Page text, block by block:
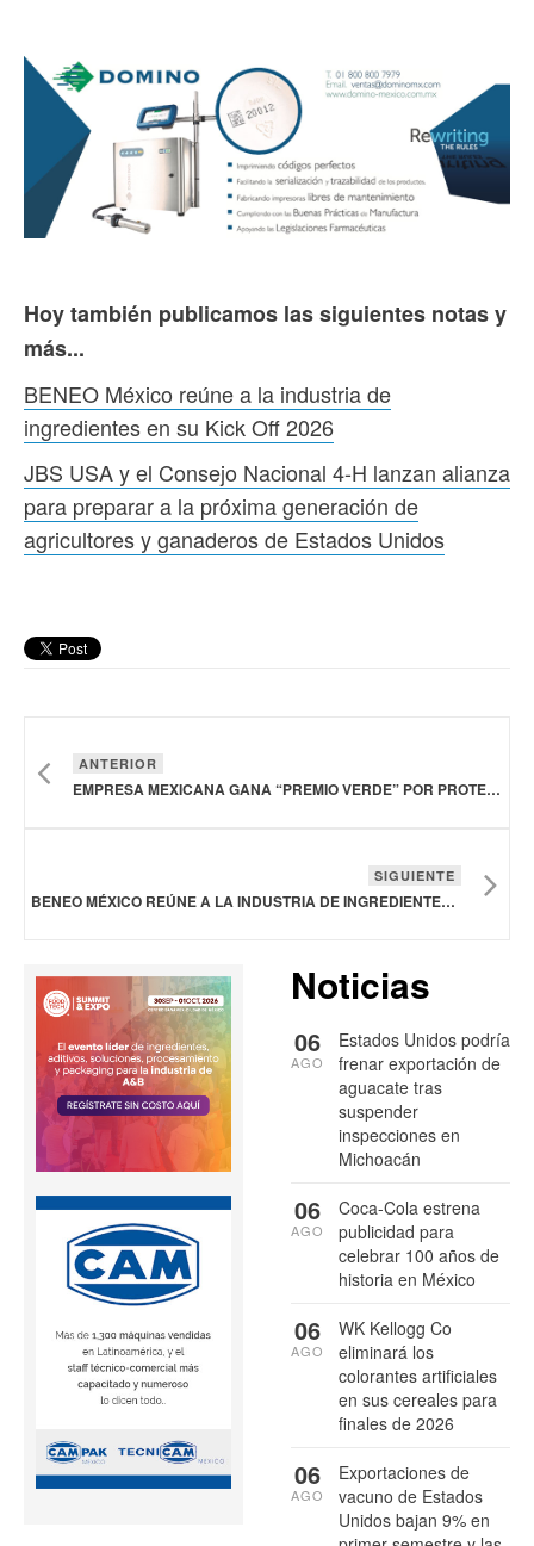
Hoy también publicamos las siguientes notas y
más...
BENEO México reúne a la industria de
ingredientes en su Kick Off 2026
JBS USA y el Consejo Nacional 4-H lanzan alianza
para preparar a la próxima generación de
agricultores y ganaderos de Estados Unidos
ANTERIOR
EMPRESA MEXICANA GANA “PREMIO VERDE” POR PROTEÍNA DE POLVO DE GRILLO
SIGUIENTE
BENEO MÉXICO REÚNE A LA INDUSTRIA DE INGREDIENTES EN SU KICK OFF 2026
Noticias
Estados Unidos podría
frenar exportación de
aguacate tras
suspender
inspecciones en
Michoacán
06
AGO
Coca-Cola estrena
publicidad para
celebrar 100 años de
historia en México
06
AGO
WK Kellogg Co
eliminará los
colorantes artificiales
en sus cereales para
finales de 2026
06
AGO
Exportaciones de
vacuno de Estados
Unidos bajan 9% en
06
AGO